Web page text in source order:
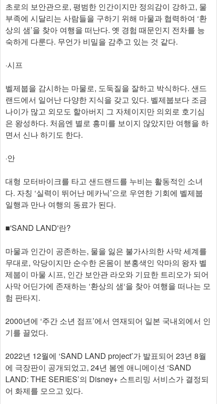
초로의 보안관으로, 평범한 인간이지만 정의감이 강하고, 물
부족에 시달리는 사람들을 구하기 위해 마물과 협력하여 ‘환
상의 샘’을 찾아 여행을 떠난다. 옛 경험 때문인지 전차를 능
숙하게 다룬다. 무언가 비밀을 감추고 있는 것 같다.
·시프
벨제붑을 감시하는 마물로, 도둑질을 잘하고 박식하다. 샌드
랜드에서 일어난 다양한 지식을 갖고 있다. 벨제붑보다 조금
나이가 많고 외모도 할아버지 그 자체이지만 의외로 호기심
은 왕성하다. 처음엔 별로 흥미를 보이지 않았지만 여행을 하
면서 신나 하기도 한다.
·안
대형 모터바이크를 타고 샌드랜드를 누비는 활동적인 소녀
다. 자칭 ‘실력이 뛰어난 메카닉’으로 우연한 기회에 벨제붑
일행과 만나 여행의 동료가 된다.
■'SAND LAND'란?
마물과 인간이 공존하는, 물을 잃은 불가사의한 사막 세계를
무대로, 악당이지만 순수한 온몸이 분홍색인 악마의 왕자 벨
제붑이 마물 시프, 인간 보안관 라오와 기묘한 트리오가 되어
사막 어딘가에 존재하는 ‘환상의 샘‘을 찾아 여행을 떠나는 모
험 판타지.
2000년에 ‘주간 소년 점프’에서 연재되어 일본 국내외에서 인
기를 끌었다.
2022년 12월에 ‘SAND LAND project’가 발표되어 23년 8월
에 극장판이 공개되었고, 24년 봄엔 애니메이션 ‘SAND
LAND: THE SERIES’의 Disney+ 스트리밍 서비스가 결정되
어 화제를 모으고 있다.